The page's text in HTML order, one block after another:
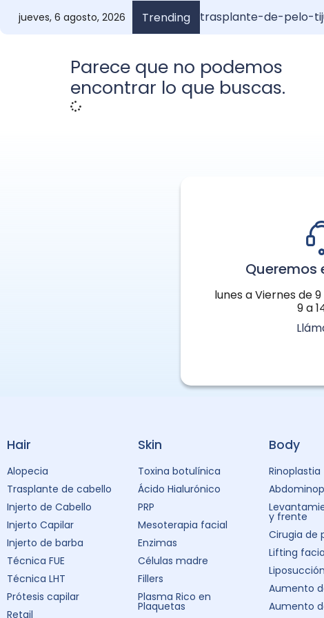
jueves, 6 agosto, 2026 Trending trasplante-de-pelo-
Injerto de Pelo Anuel:
¿Cuánto vale un
Anuel y su
Parece que no podemos
encontrar lo que buscas.
Queremos
lunes a Viernes de
9 a
Hair
Alopecia
Trasplante de cabello
Injerto de Cabello
Injerto Capilar
Injerto de barba
Técnica FUE
Técnica LHT
Prótesis capilar
Retail
Skin
Toxina botulínica
Ácido Hialurónico
PRP
Mesoterapia facial
Enzimas
Células madre
Fillers
Plasma Rico en
Plaquetas
Body
Rinoplastia
y frente
Cirugia de
Lifting
Liposucción
Aumento
Aumento